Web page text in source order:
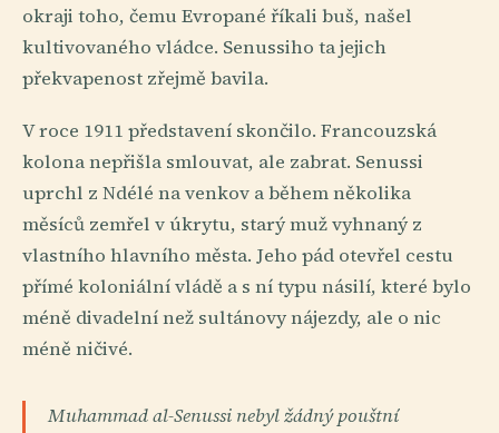
okraji toho, čemu Evropané říkali buš, našel
kultivovaného vládce. Senussiho ta jejich
překvapenost zřejmě bavila.
V roce 1911 představení skončilo. Francouzská
kolona nepřišla smlouvat, ale zabrat. Senussi
uprchl z Ndélé na venkov a během několika
měsíců zemřel v úkrytu, starý muž vyhnaný z
vlastního hlavního města. Jeho pád otevřel cestu
přímé koloniální vládě a s ní typu násilí, které bylo
méně divadelní než sultánovy nájezdy, ale o nic
méně ničivé.
Muhammad al-Senussi nebyl žádný pouštní